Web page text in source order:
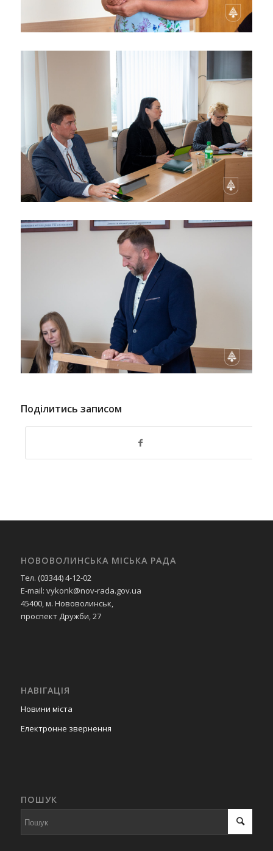
Поділитись записом
НОВОВОЛИНСЬКА МІСЬКА РАДА
Тел. (03344) 4-12-02
E-mail: vykonk@nov-rada.gov.ua
45400, м. Нововолинськ,
проспект Дружби, 27
НАВІГАЦІЯ
Новини міста
Електронне звернення
ПОШУК